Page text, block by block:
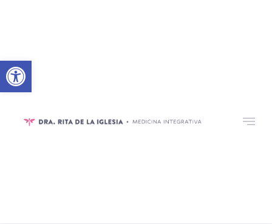
Abrir barra de herramientas